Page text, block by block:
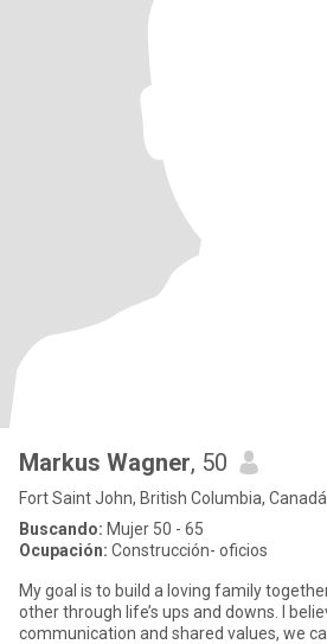
Markus Wagner, 50
Fort Saint John, British Columbia, Canadá
Buscando: Mujer 50 - 65
Ocupación: Construcción- oficios
My goal is to build a loving family
other through life’s ups and downs. I
communication and shared values, we